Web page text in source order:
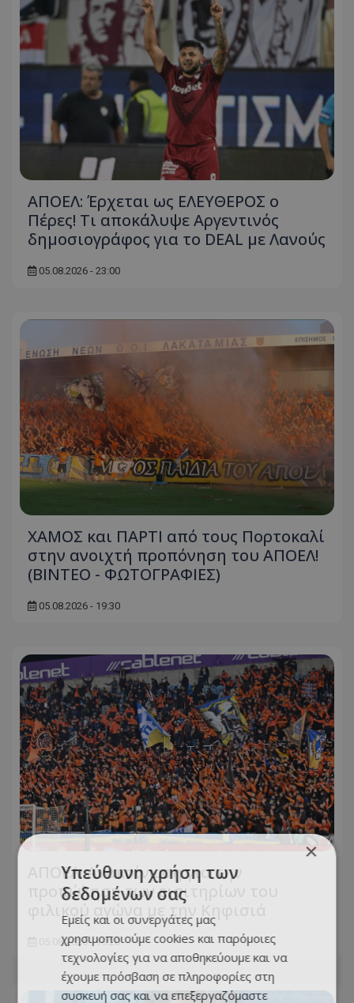
ΑΠΟΕΛ: Έρχεται ως ΕΛΕΥΘΕΡΟΣ ο
Πέρες! Τι αποκάλυψε Αργεντινός
δημοσιογράφος για το DEAL με Λανούς
05.08.2026 - 23:00
ΧΑΜΟΣ και ΠΑΡΤΙ από τους Πορτοκαλί
στην ανοιχτή προπόνηση του ΑΠΟΕΛ!
(ΒΙΝΤΕΟ - ΦΩΤΟΓΡΑΦΙΕΣ)
05.08.2026 - 19:30
ΑΠΟΕΛ: Ανακοίνωση για την
προπώληση των εισιτηρίων του
φιλικού αγώνα με την Κηφισιά
05.08.2026 - 19:20
×
Υπεύθυνη χρήση των
δεδομένων σας
Εμείς και οι συνεργάτες μας
χρησιμοποιούμε cookies και παρόμοιες
τεχνολογίες για να αποθηκεύουμε και να
έχουμε πρόσβαση σε πληροφορίες στη
συσκευή σας και να επεξεργαζόμαστε